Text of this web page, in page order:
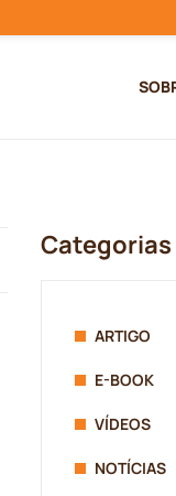
Categorias
ARTIGO
E-BOOK
VÍDEOS
NOTÍCIAS